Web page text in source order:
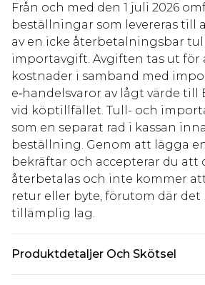
Från och med den 1 juli 2026
beställningar som levereras till
av en icke återbetalningsbar
importavgift. Avgiften tas ut för
kostnader i samband med
e‑handelsvaror av lågt värde till
vid köptillfället. Tull- och
som en separat rad i kassan
beställning. Genom att lägga
bekräftar och accepterar du att
återbetalas och inte kommer
retur eller byte, förutom där det
tillämplig lag.
Produktdetaljer Och Skötsel